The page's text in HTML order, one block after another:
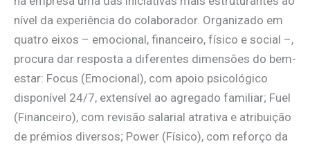
nível da experiência do colaborador. Organizado em
quatro eixos – emocional, financeiro, físico e social –,
procura dar resposta a diferentes dimensões do bem-
estar: Focus (Emocional), com apoio psicológico
disponível 24/7, extensível ao agregado familiar; Fuel
(Financeiro), com revisão salarial atrativa e atribuição
de prémios diversos; Power (Físico), com reforço da